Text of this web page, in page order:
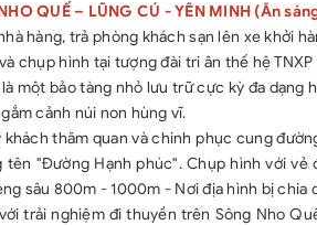
QUẾ – LŨNG CÚ - YÊN MINH (Ăn
hàng, trả phòng khách sạn lên xe khởi
chụp hình tại tượng đài tri ân thế hệ
một bảo tàng nhỏ lưu trữ cực kỳ đa dạng
cảnh núi non hùng vĩ.
thăm quan và chinh phục cung
"Đường Hạnh phúc". Chụp hình với
sâu 800m - 1000m - Nơi địa hình bị chia
trải nghiệm đi thuyền trên Sông Nho